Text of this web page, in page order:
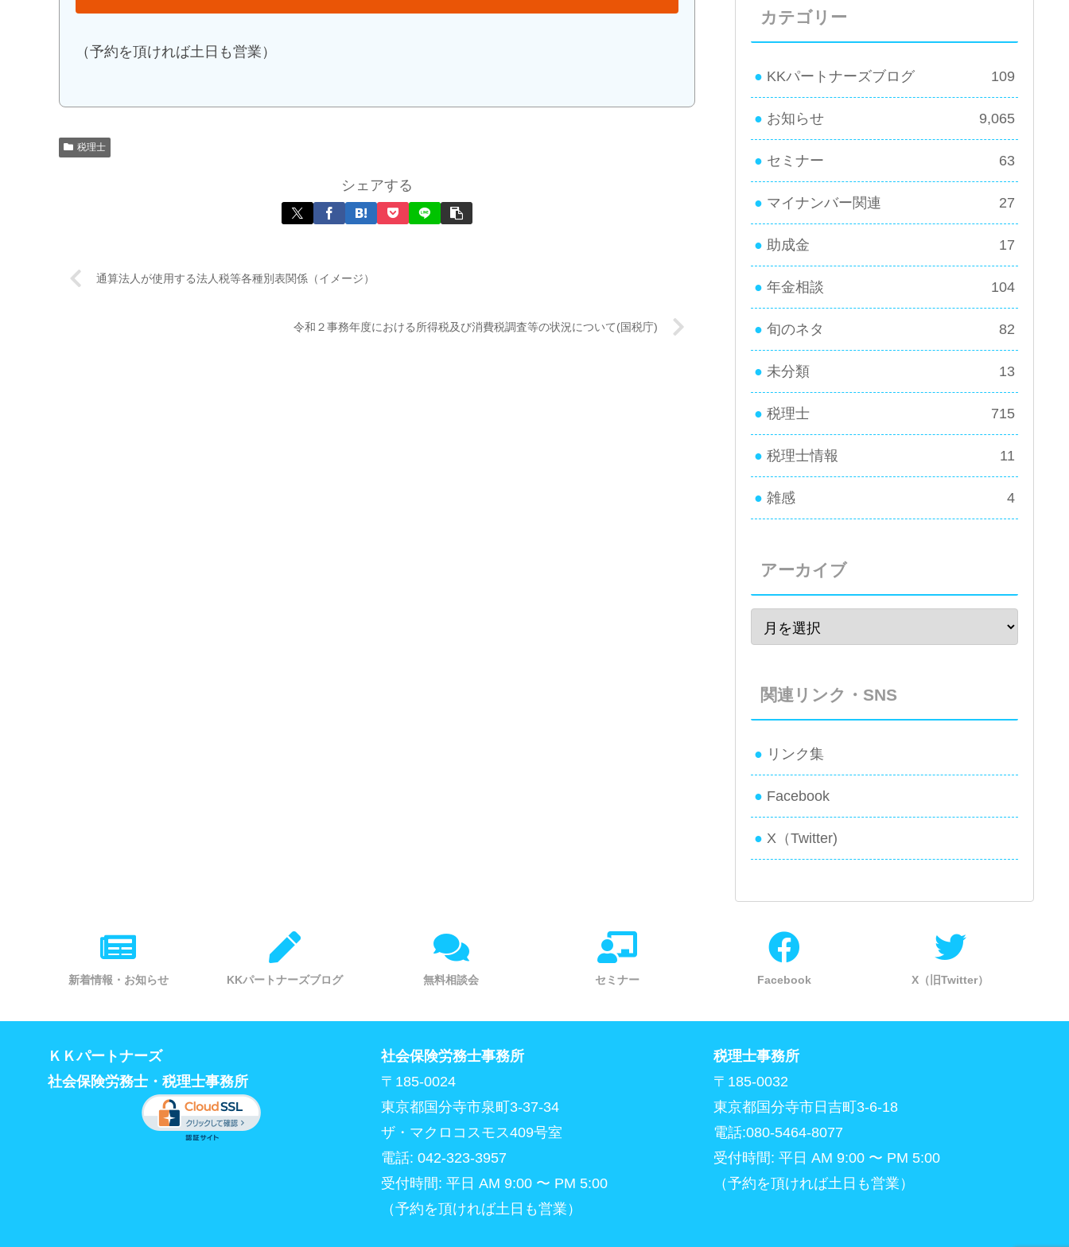
（予約を頂ければ土日も営業）
税理士
シェアする
通算法人が使用する法人税等各種別表関係（イメージ）
令和２事務年度における所得税及び消費税調査等の状況について(国税庁)
カテゴリー
KKパートナーズブログ 109
お知らせ 9,065
セミナー 63
マイナンバー関連 27
助成金 17
年金相談 104
旬のネタ 82
未分類 13
税理士 715
税理士情報 11
雑感 4
アーカイブ
関連リンク・SNS
リンク集
Facebook
X（Twitter)
新着情報・お知らせ KKパートナーズブログ 無料相談会 セミナー Facebook X（旧Twitter）
ＫＫパートナーズ
社会保険労務士・税理士事務所
社会保険労務士事務所
〒185-0024
東京都国分寺市泉町3-37-34
ザ・マクロコスモス409号室
電話: 042-323-3957
受付時間: 平日 AM 9:00 〜 PM 5:00
（予約を頂ければ土日も営業）
税理士事務所
〒185-0032
東京都国分寺市日吉町3-6-18
電話:080-5464-8077
受付時間: 平日 AM 9:00 〜 PM 5:00
（予約を頂ければ土日も営業）